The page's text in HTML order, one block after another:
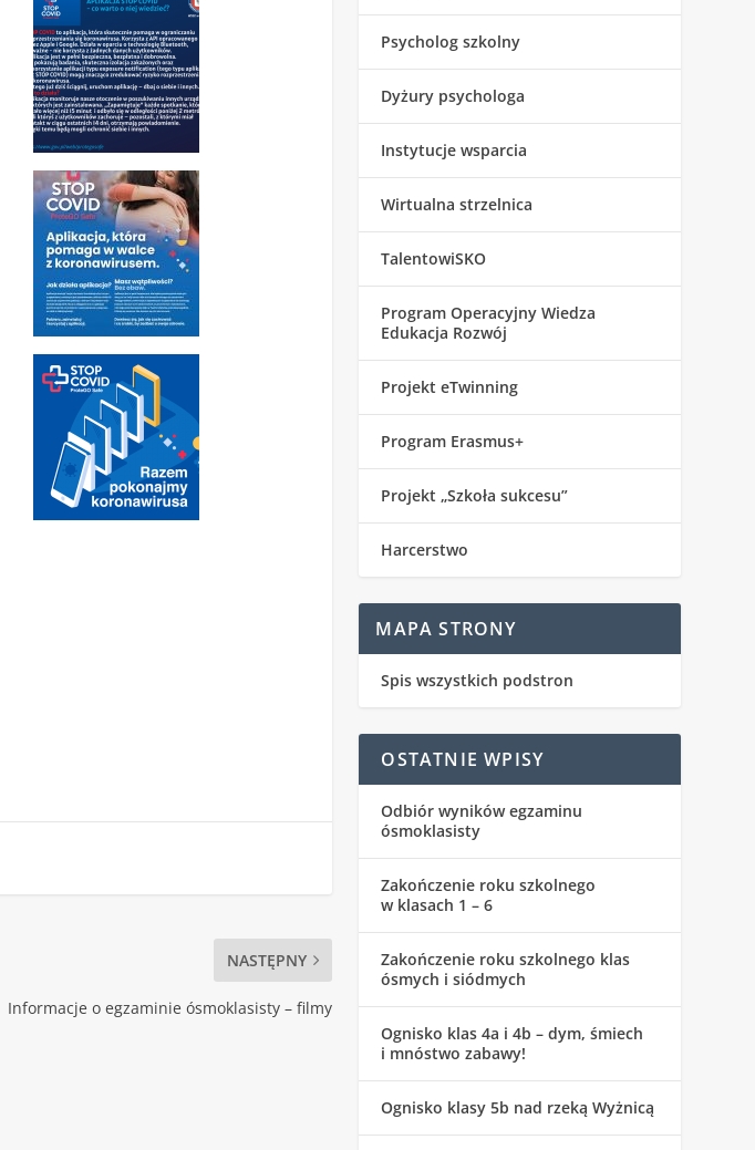
NASTĘPNY
Informacje o egzaminie ósmoklasisty – filmy
Psycholog szkolny
Dyżury psychologa
Instytucje wsparcia
Wirtualna strzelnica
TalentowiSKO
Program Operacyjny Wiedza
Edukacja Rozwój
Projekt eTwinning
Program Erasmus+
Projekt „Szkoła sukcesu”
Harcerstwo
MAPA STRONY
Spis wszystkich podstron
OSTATNIE WPISY
Odbiór wyników egzaminu
ósmoklasisty
Zakończenie roku szkolnego
w klasach 1 – 6
Zakończenie roku szkolnego klas
ósmych i siódmych
Ognisko klas 4a i 4b – dym, śmiech
i mnóstwo zabawy!
Ognisko klasy 5b nad rzeką Wyżnicą